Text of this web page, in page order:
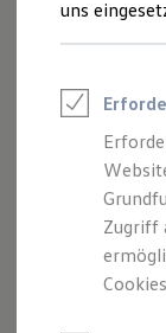
Arbeiten bei
Was
Wir bei
Deine
uns
Zugriff